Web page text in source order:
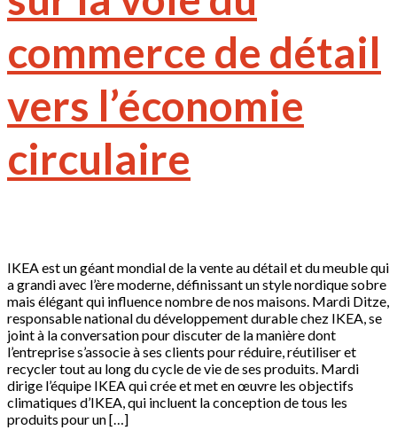
commerce de détail
vers l’économie
circulaire
IKEA est un géant mondial de la vente au détail et du meuble qui
a grandi avec l’ère moderne, définissant un style nordique sobre
mais élégant qui influence nombre de nos maisons. Mardi Ditze,
responsable national du développement durable chez IKEA, se
joint à la conversation pour discuter de la manière dont
l’entreprise s’associe à ses clients pour réduire, réutiliser et
recycler tout au long du cycle de vie de ses produits. Mardi
dirige l’équipe IKEA qui crée et met en œuvre les objectifs
climatiques d’IKEA, qui incluent la conception de tous les
produits pour un […]